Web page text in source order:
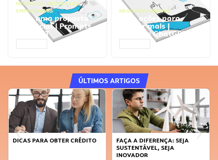
NEGÓCIOS, PROCESSOS
EMPRESARIAIS
Faça uma proposta
comercial | Prompts
ChatGPT
NEGÓCIOS, VENDAS
Faça ações para
vender mais |
Prompts ChatGPT
ÚLTIMOS ARTIGOS
DICAS PARA OBTER CRÉDITO
FAÇA A DIFERENÇA: SEJA
SUSTENTÁVEL, SEJA
INOVADOR